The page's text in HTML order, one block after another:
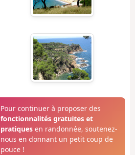
Pour continuer à proposer des
fonctionnalités gratuites et
pratiquesen randonnée, soutenez-
nous en donnant un petit coup de
pouce !